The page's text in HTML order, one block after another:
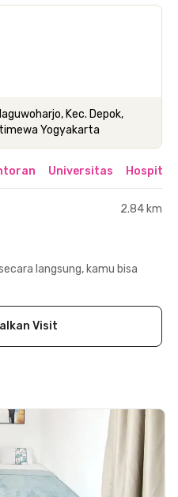
Kec. Depok,
Yogyakarta
Universitas Hospital
2.84 km
langsung, kamu bisa
Visit